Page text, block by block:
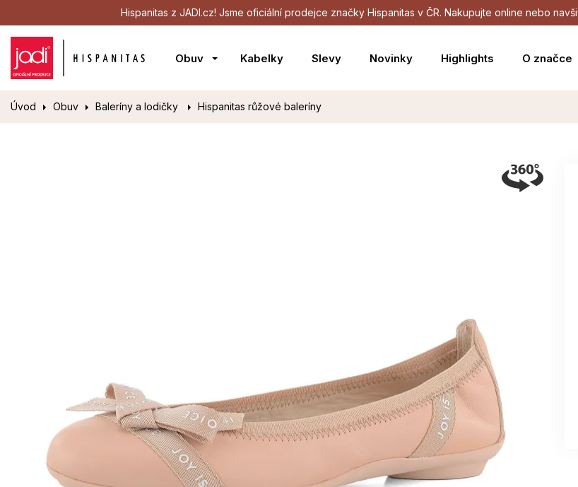
Hispanitas z JADI.cz! Jsme oficiální prodejce značky Hispanitas v ČR. Nakupujte online nebo
Obuv Kabelky Slevy Novinky Highlights O značce
Úvod Obuv Baleríny a lodičky Hispanitas růžové baleríny